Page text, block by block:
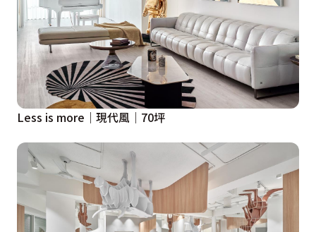
Less is more｜現代風｜70坪